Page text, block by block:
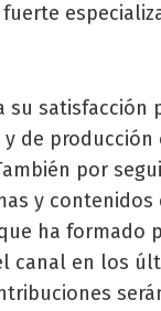
su satisfacción
de producción
por
y
ha formado
canal en los